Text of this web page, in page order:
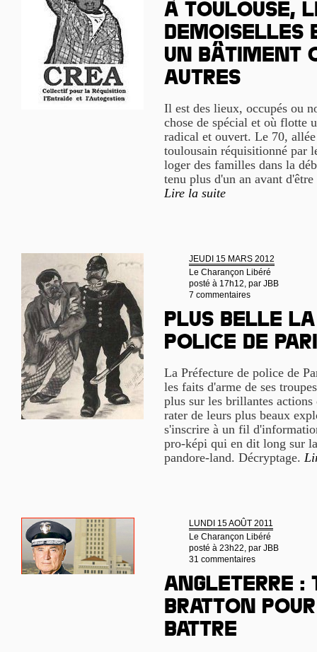
À Toulouse,
Demoiselles
un bâtiment
autres
Il est des lieux, occupés ou
chose de spécial et où flotte
radical et ouvert. Le 70,
toulousain réquisitionné par
loger des familles dans la
tenu plus d'un an avant
Lire la suite
JEUDI 15 MARS 2012
Le Charançon Libéré
posté à 17h12, par JBB
7 commentaires
Plus belle
police de
La Préfecture de police de
les faits d'arme de ses
plus sur les brillantes
rater de leurs plus beaux
s'inscrire à un fil
pro-képi qui en dit long sur
pandore-land. Décryptage.
LUNDI 15 AOÛT 2011
Le Charançon Libéré
posté à 23h22, par JBB
31 commentaires
Angleterre :
Bratton
battre